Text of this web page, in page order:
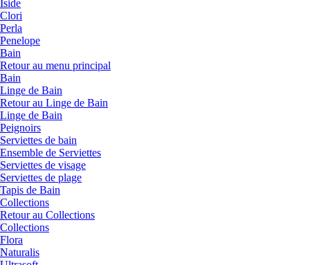
Iside
Clori
Perla
Penelope
Bain
Retour au menu principal
Bain
Linge de Bain
Retour au Linge de Bain
Linge de Bain
Peignoirs
Serviettes de bain
Ensemble de Serviettes
Serviettes de visage
Serviettes de plage
Tapis de Bain
Collections
Retour au Collections
Collections
Flora
Naturalis